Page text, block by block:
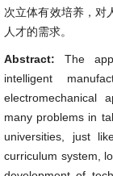
次立体有效培养，对
人才的需求。
Abstract: The
intelligent
electromechanical
many problems in
universities, just
curriculum system,